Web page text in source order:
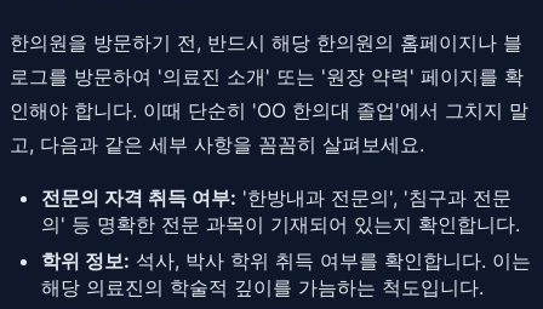
한의원을 방문하기 전, 반드시 해당 한의원의 홈페이지나 블
로그를 방문하여 '의료진 소개' 또는 '원장 약력' 페이지를 확
인해야 합니다. 이때 단순히 'OO 한의대 졸업'에서 그치지 말
고, 다음과 같은 세부 사항을 꼼꼼히 살펴보세요.
전문의 자격 취득 여부: '한방내과 전문의', '침구과 전문
의' 등 명확한 전문 과목이 기재되어 있는지 확인합니다.
학위 정보: 석사, 박사 학위 취득 여부를 확인합니다. 이는
해당 의료진의 학술적 깊이를 가늠하는 척도입니다.